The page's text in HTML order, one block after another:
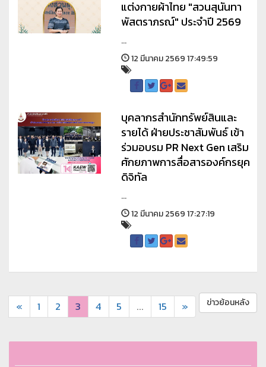
แต่งกายผ้าไทย "สวนสุนันทา
พัสตราภรณ์" ประจำปี 2569
...
12 มีนาคม 2569 17:49:59
บุคลากรสำนักทรัพย์สินและ
รายได้ ฝ่ายประชาสัมพันธ์ เข้า
ร่วมอบรม PR Next Gen เสริม
ศักยภาพการสื่อสารองค์กรยุค
ดิจิทัล
...
12 มีนาคม 2569 17:27:19
« 1 2 3 4 5 ... 15 » ข่าวย้อนหลัง